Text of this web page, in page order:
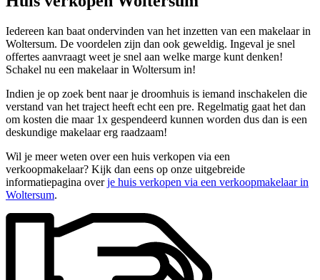
Iedereen kan baat ondervinden van het inzetten van een makelaar in
Woltersum. De voordelen zijn dan ook geweldig. Ingeval je snel
offertes aanvraagt weet je snel aan welke marge kunt denken!
Schakel nu een makelaar in Woltersum in!
Indien je op zoek bent naar je droomhuis is iemand inschakelen die
verstand van het traject heeft echt een pre. Regelmatig gaat het dan
om kosten die maar 1x gespendeerd kunnen worden dus dan is een
deskundige makelaar erg raadzaam!
Wil je meer weten over een huis verkopen via een
verkoopmakelaar? Kijk dan eens op onze uitgebreide
informatiepagina overje huis verkopen via een verkoopmakelaar in
Woltersum.